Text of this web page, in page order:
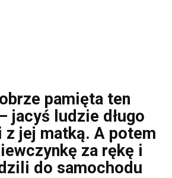
pamięta ten
jacyś ludzie długo
z jej matką. A potem
za rękę i
do samochodu